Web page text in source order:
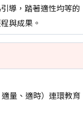
導，踏著適性均等的
與成果。
量、適時）連環教育